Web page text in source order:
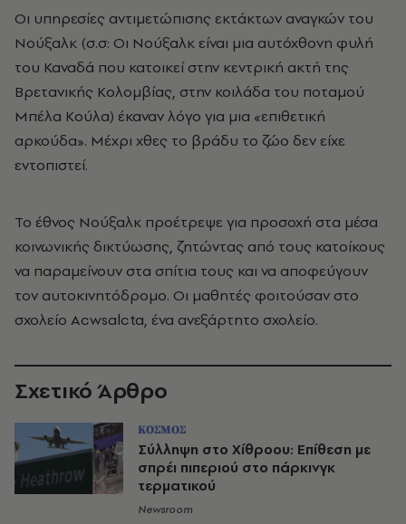
Οι υπηρεσίες αντιμετώπισης εκτάκτων αναγκών του
Νούξαλκ (σ.σ: Οι Νούξαλκ είναι μια αυτόχθονη φυλή
του Καναδά που κατοικεί στην κεντρική ακτή της
Βρετανικής Κολομβίας, στην κοιλάδα του ποταμού
Μπέλα Κούλα) έκαναν λόγο για μια «επιθετική
αρκούδα». Μέχρι χθες το βράδυ το ζώο δεν είχε
εντοπιστεί.
Το έθνος Νούξαλκ προέτρεψε για προσοχή στα μέσα
κοινωνικής δικτύωσης, ζητώντας από τους κατοίκους
να παραμείνουν στα σπίτια τους και να αποφεύγουν
τον αυτοκινητόδρομο. Οι μαθητές φοιτούσαν στο
σχολείο Acwsalcta, ένα ανεξάρτητο σχολείο.
Σχετικό Άρθρο
ΚΟΣΜΟΣ
Σύλληψη στο Χίθροου: Επίθεση με
σπρέι πιπεριού στο πάρκινγκ
τερματικού
Newsroom